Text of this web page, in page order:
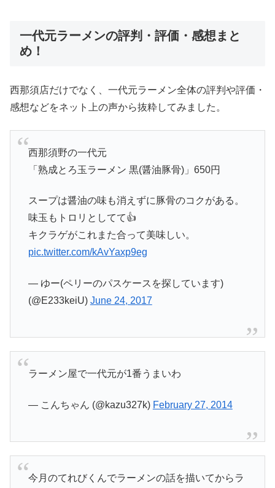
一代元ラーメンの評判・評価・感想まと
め！
西那須店だけでなく、一代元ラーメン全体の評判や評価・
感想などをネット上の声から抜粋してみました。
西那須野の一代元
「熟成とろ玉ラーメン 黒(醤油豚骨)」650円
スープは醤油の味も消えずに豚骨のコクがある。
味玉もトロリとしてて👍
キクラゲがこれまた合って美味しい。
pic.twitter.com/kAvYaxp9eg
— ゆー(ペリーのパスケースを探しています)
(@E233keiU) June 24, 2017
ラーメン屋で一代元が1番うまいわ
— こんちゃん (@kazu327k) February 27, 2014
今月のてれびくんでラーメンの話を描いてからラ